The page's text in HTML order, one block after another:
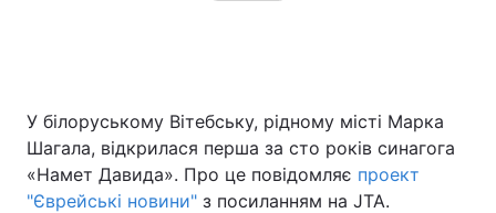
У білоруському Вітебську, рідному місті Марка
Шагала, відкрилася перша за сто років синагога
«Намет Давида». Про це повідомляє проект
"Єврейські новини" з посиланням на JTA.